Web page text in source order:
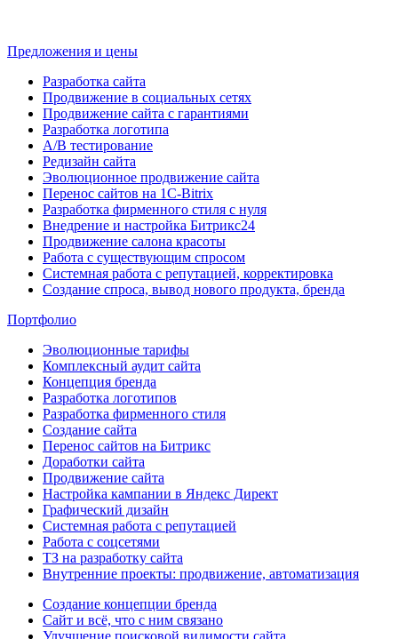
Предложения и цены
Разработка сайта
Продвижение в социальных сетях
Продвижение сайта с гарантиями
Разработка логотипа
A/B тестирование
Редизайн сайта
Эволюционное продвижение сайта
Перенос сайтов на 1С-Bitrix
Разработка фирменного стиля с нуля
Внедрение и настройка Битрикс24
Продвижение салона красоты
Работа с существующим спросом
Системная работа с репутацией, корректировка
Создание спроса, вывод нового продукта, бренда
Портфолио
Эволюционные тарифы
Комплексный аудит сайта
Концепция бренда
Разработка логотипов
Разработка фирменного стиля
Создание сайта
Перенос сайтов на Битрикс
Доработки сайта
Продвижение сайта
Настройка кампании в Яндекс Директ
Графический дизайн
Системная работа с репутацией
Работа с соцсетями
ТЗ на разработку сайта
Внутренние проекты: продвижение, автоматизация
Создание концепции бренда
Сайт и всё, что с ним связано
Улучшение поисковой видимости сайта